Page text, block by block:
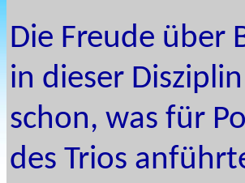
Die Freude über
in dieser
schon, was für
des Trios